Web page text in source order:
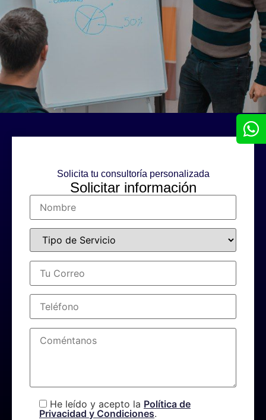
Solicita tu consultoría personalizada
Solicitar información
He leído y acepto la Política de
Privacidad y Condiciones.